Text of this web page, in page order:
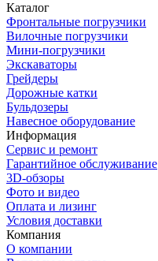
Каталог
Фронтальные погрузчики
Вилочные погрузчики
Мини-погрузчики
Экскаваторы
Грейдеры
Дорожные катки
Бульдозеры
Навесное оборудование
Информация
Сервис и ремонт
Гарантийное обслуживание
3D-обзоры
Фото и видео
Оплата и лизинг
Условия доставки
Компания
О компании